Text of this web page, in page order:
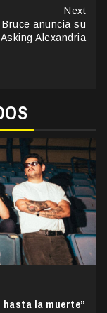
Next
Bruce anuncia su
Alexandria
la muerte”